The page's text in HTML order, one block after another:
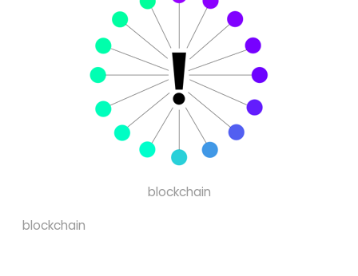
blockchain
blockchain